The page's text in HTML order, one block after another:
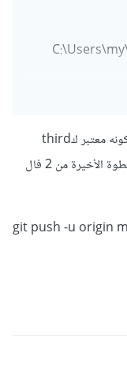
Logon failed,
قد تظهر المشكلة أحيانا في تارمنل الvs code كونه معتبر كthird
party بالنسبة للgithub .تأكدي أن تقومي بالخطوة الأخيرة من 2 فال
git push -u origin